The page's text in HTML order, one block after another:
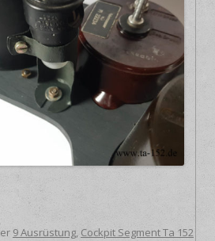
9 Ausrüstung, Cockpit Segment Ta 152